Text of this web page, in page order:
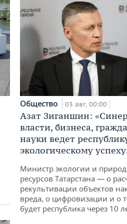
Общество 03 авг, 00:00
Азат Зиганшин:
власти, бизнеса,
науки ведет
экологическому
Министр экологии и
ресурсов Татарстана — о
рекультивации объектов
вреда, о цифровизации и о
будет республика через 10